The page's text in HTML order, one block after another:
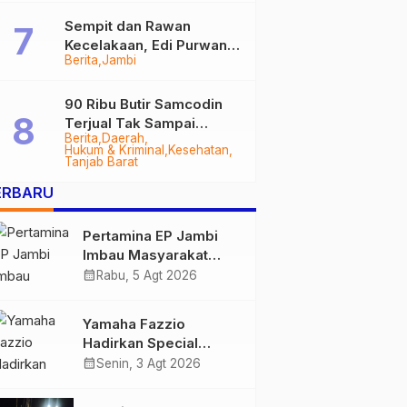
Berita Jambi
Sempit dan Rawan
Kecelakaan, Edi Purwanto
Targetkan Jalan Lintas
2028
Berita Daerah
Hukum & Kriminal
Kesehatan
Tanjab Barat
90 Ribu Butir Samcodin
Terjual Tak Sampai
Setahun, Indra Safari
Desak Audit Menyeluruh
Pertamina EP Jambi
Imbau Masyarakat
Tidak Beraktivitas di
Bersama
calendar_month Rabu, 5 Agt 2026
Yamaha Fazzio
Hadirkan Special
Edition Sunset Blue,
calendar_monthSenin, 3 Agt 2026